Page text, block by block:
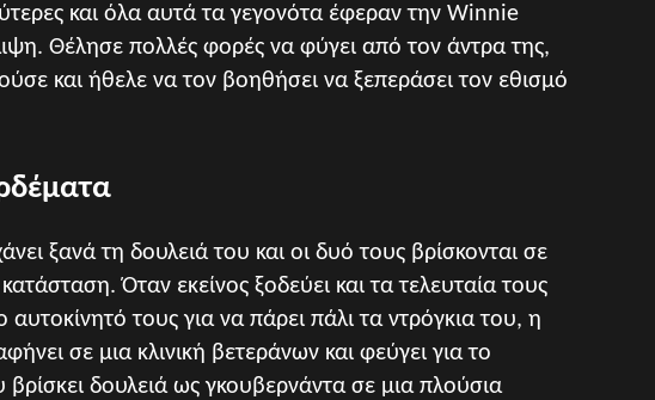
και όλα αυτά τα γεγονότα έφεραν την Winnie
Θέλησε πολλές φορές να φύγει από τον άντρα της,
και ήθελε να τον βοηθήσει να ξεπεράσει τον εθισμό
ξανά τη δουλειά του και οι δυό τους βρίσκονται σε
Όταν εκείνος ξοδεύει και τα τελευταία τους
αυτοκίνητό τους για να πάρει πάλι τα ντρόγκια του, η
σε μια κλινική βετεράνων και φεύγει για το
δουλειά ως γκουβερνάντα σε μια πλούσια